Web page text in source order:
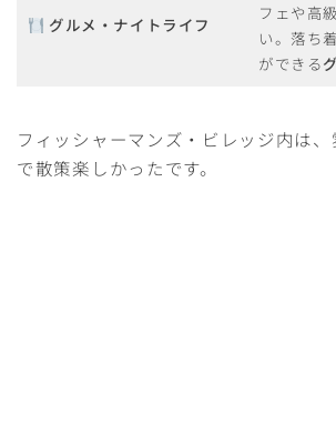
グルメ・ナイトライフ
フェや高
い。落ち
ができる
フィッシャーマンズ・ビレッジ内は
で散策楽しかったです。